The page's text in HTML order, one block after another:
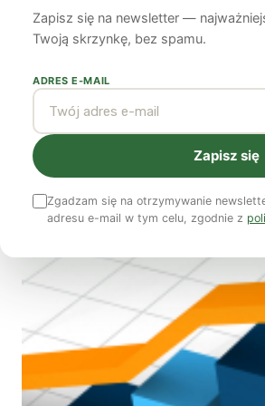
MollyScott Cato 9 sierpnia 2011
Zapisz się na newsletter —
Twoją skrzynkę, bez spamu.
ADRES E-MAIL
Zapisz się
Zgadzam się na otrzymywanie
adresu e-mail w tym celu, zgodnie z